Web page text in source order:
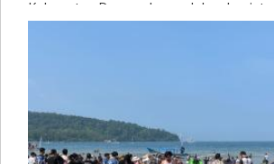
Kabupaten Pangandaran, dalam kegiatan